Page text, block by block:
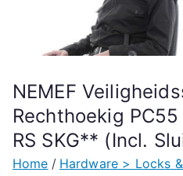
NEMEF
Rechthoekig
RS SKG** (Incl.
Home
Hardware > Locks